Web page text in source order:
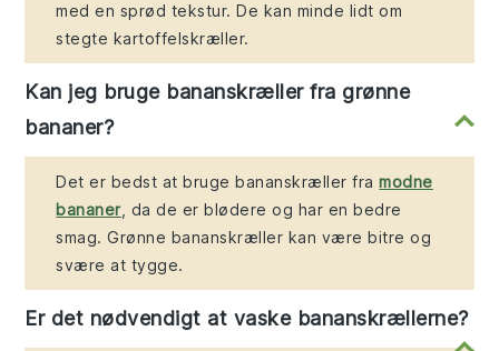
med en sprød tekstur. De kan minde lidt om
stegte kartoffelskræller.
Kan jeg bruge bananskræller fra grønne
bananer?
Det er bedst at bruge bananskræller framodne
bananer, da de er blødere og har en bedre
smag. Grønne bananskræller kan være bitre og
svære at tygge.
Er det nødvendigt at vaske bananskrællerne?